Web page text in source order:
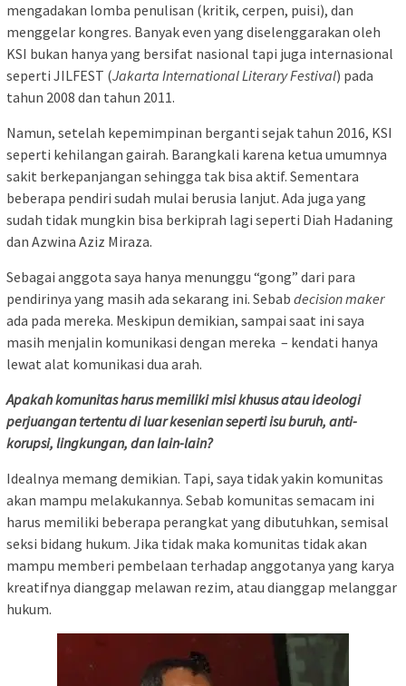
mengadakan lomba penulisan (kritik, cerpen, puisi), dan
menggelar kongres. Banyak even yang diselenggarakan oleh
KSI bukan hanya yang bersifat nasional tapi juga internasional
seperti JILFEST (Jakarta International Literary Festival) pada
tahun 2008 dan tahun 2011.
Namun, setelah kepemimpinan berganti sejak tahun 2016, KSI
seperti kehilangan gairah. Barangkali karena ketua umumnya
sakit berkepanjangan sehingga tak bisa aktif. Sementara
beberapa pendiri sudah mulai berusia lanjut. Ada juga yang
sudah tidak mungkin bisa berkiprah lagi seperti Diah Hadaning
dan Azwina Aziz Miraza.
Sebagai anggota saya hanya menunggu “gong” dari para
pendirinya yang masih ada sekarang ini. Sebab decision maker
ada pada mereka. Meskipun demikian, sampai saat ini saya
masih menjalin komunikasi dengan mereka – kendati hanya
lewat alat komunikasi dua arah.
Apakah komunitas harus memiliki misi khusus atau ideologi
perjuangan tertentu di luar kesenian seperti isu buruh, anti-
korupsi, lingkungan, dan lain-lain?
Idealnya memang demikian. Tapi, saya tidak yakin komunitas
akan mampu melakukannya. Sebab komunitas semacam ini
harus memiliki beberapa perangkat yang dibutuhkan, semisal
seksi bidang hukum. Jika tidak maka komunitas tidak akan
mampu memberi pembelaan terhadap anggotanya yang karya
kreatifnya dianggap melawan rezim, atau dianggap melanggar
hukum.